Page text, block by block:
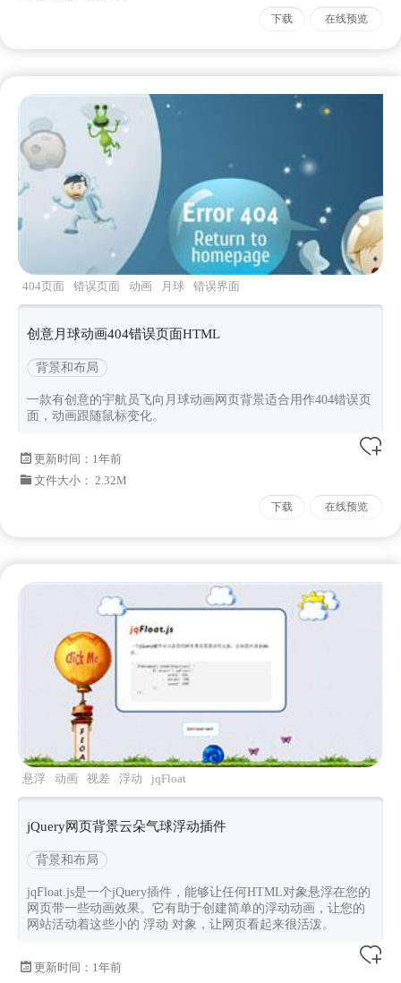
下载 在线预览
404页面 错误页面 动画 月球 错误界面
创意月球动画404错误页面HTML
背景和布局
一款有创意的宇航员飞向月球动画网页背景适合用作404错误页
面，动画跟随鼠标变化。
更新时间： 1年前
文件大小： 2.32M
下载 在线预览
悬浮 动画 视差 浮动 jqFloat
jQuery网页背景云朵气球浮动插件
背景和布局
jqFloat.js是一个jQuery插件，能够让任何HTML对象悬浮在您的
网页带一些动画效果。它有助于创建简单的浮动动画，让您的
网站活动着这些小的 浮动 对象，让网页看起来很活泼。
更新时间： 1年前